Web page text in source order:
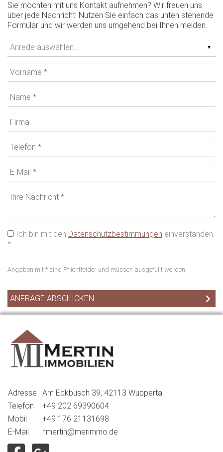
Sie möchten mit uns Kontakt aufnehmen? Wir freuen uns
über jede Nachricht! Nutzen Sie einfach das unten stehende
Formular und wir werden uns umgehend bei Ihnen melden.
Ich bin mit den Datenschutzbestimmungen einverstanden.
*
Angaben mit * sind Pflichtfelder und müssen ausgefüllt werden.
Adresse
Am Eckbusch 39, 42113 Wuppertal
Telefon
+49 202 69390604
Mobil
+49 176 21131698
E-Mail
r.mertin@merimmo.de